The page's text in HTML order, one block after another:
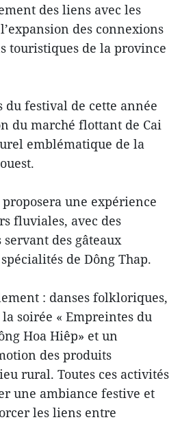
des liens avec les
des connexions
touristiques de la province
du festival de cette année
du marché flottant de Cai
emblématique de la
proposera une expérience
fluviales, avec des
des gâteaux
de Dông Thap.
: danses folkloriques,
soirée « Empreintes du
Hoa Hiêp» et un
des produits
rural. Toutes ces activités
une ambiance festive et
les liens entre